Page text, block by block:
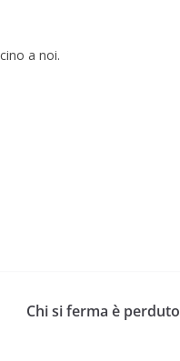
a noi.
Chi si ferma è perduto